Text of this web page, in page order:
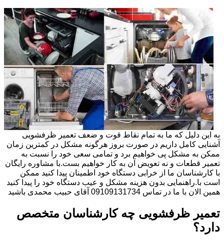
به این دلیل که ما به تمام نقاط قوت و ضعف تعمیر ظرفشویی
آشنایی کامل داریم در صورت بروز هرگونه مشکل در کمترین زمان
ممکن به مشکل پی خواهیم برد و تمامی سعی خود را نسبت به
تعمیر قطعات و نه تعویض آن به کار خواهیم بست.با مشاوره رایگان
با کارشناسان ما از خرابی دستگاه خود اطمینان پیدا کنید ممکن
است با.راهنمایی بدون هزینه مشکل و عیب دستگاه خود را پیدا کنید
همین الان با ما در تماس 09109131734 آقای حبیب محمدی باشید
تعمیر ظرفشویی چه کارشناسان متخصص
دارد؟